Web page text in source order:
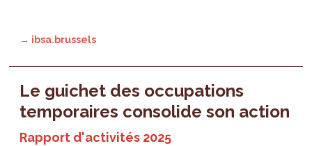
→ ibsa.brussels
Le guichet des occupations
temporaires consolide son action
Rapport d'activités 2025